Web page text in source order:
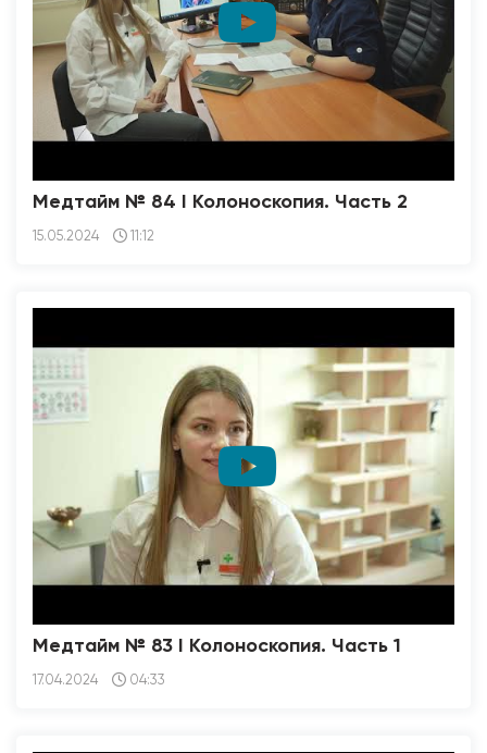
Медтайм № 84 I Колоноскопия. Часть 2
15.05.2024 11:12
Медтайм № 83 I Колоноскопия. Часть 1
17.04.2024 04:33